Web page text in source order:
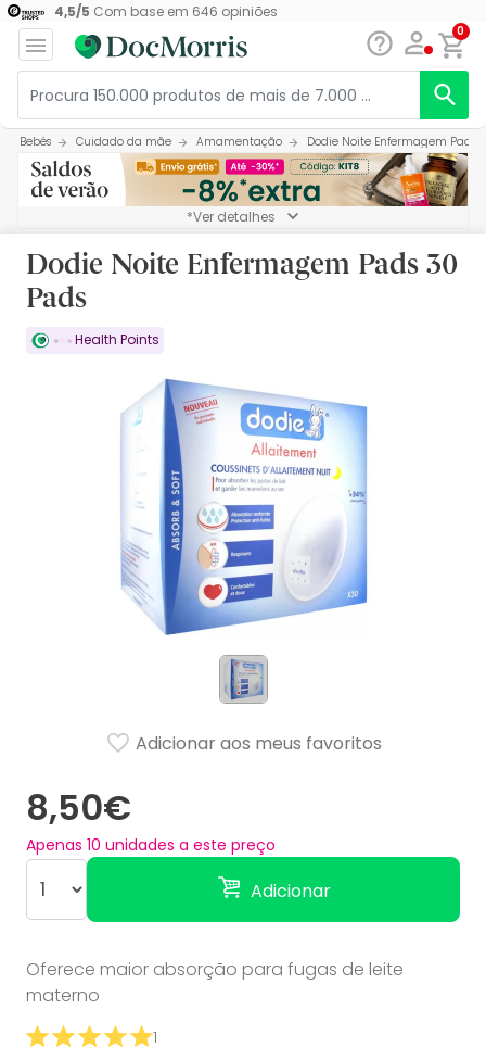
4,5/5 Com base em 646 opiniões
0
Bebés Cuidado da mãe Amamentação Dodie Noite Enfermagem Pads
*Ver detalhes
Dodie Noite Enfermagem Pads 30
Pads
Health Points
8,50€
Apenas 10 unidades a este preço
Adicionar
Adicionar aos meus favoritos
Oferece maior absorção para fugas de leite
materno
1